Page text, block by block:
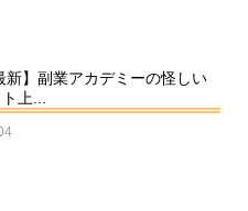
新】副業アカデミーの怪しい
上...